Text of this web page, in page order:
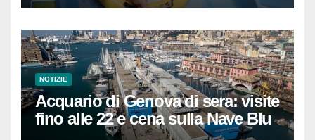
NOTIZIE
Acquario di Genova di sera: visite
fino alle 22 e cena sulla Nave Blu